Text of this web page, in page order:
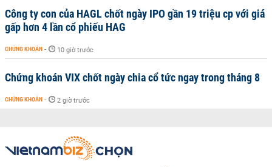
Công ty con của HAGL chốt ngày IPO gần 19 triệu cp với giá
gấp hơn 4 lần cổ phiếu HAG
CHỨNG KHOÁN - 10 giờ trước
Chứng khoán VIX chốt ngày chia cổ tức ngay trong tháng 8
CHỨNG KHOÁN - 2 giờ trước